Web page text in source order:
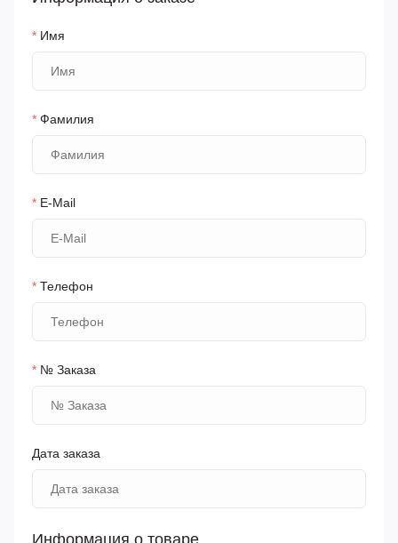
* Имя
* Фамилия
* E-Mail
* Телефон
* № Заказа
Дата заказа
Информация о товаре